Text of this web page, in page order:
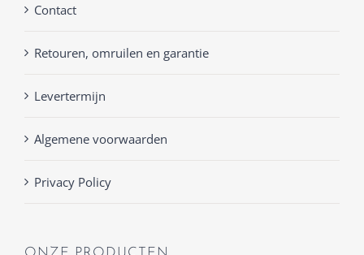
Contact
Retouren, omruilen en garantie
Levertermijn
Algemene voorwaarden
Privacy Policy